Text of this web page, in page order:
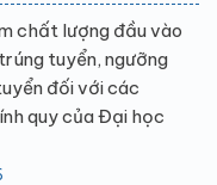
chất lượng đầu vào
tuyển, ngưỡng
đối với các
quy của Đại học